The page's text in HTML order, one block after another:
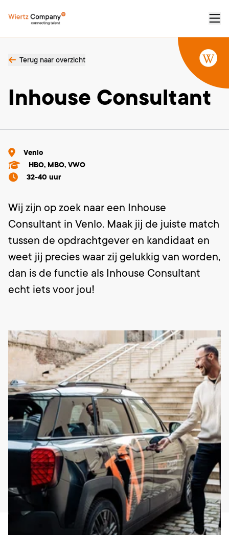
Terug naar overzicht
Inhouse Consultant
Venlo
HBO, MBO, VWO
32-40 uur
Wij zijn op zoek naar een Inhouse
Consultant in Venlo. Maak jij de juiste match
tussen de opdrachtgever en kandidaat en
weet jij precies waar zij gelukkig van worden,
dan is de functie als Inhouse Consultant
echt iets voor jou!